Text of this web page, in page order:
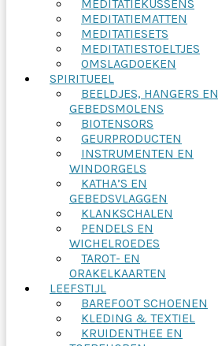
MEDITATIEKUSSENS
MEDITATIEMATTEN
MEDITATIESETS
MEDITATIESTOELTJES
OMSLAGDOEKEN
SPIRITUEEL
BEELDJES, HANGERS EN
GEBEDSMOLENS
BIOTENSORS
GEURPRODUCTEN
INSTRUMENTEN EN
WINDORGELS
KATHA’S EN
GEBEDSVLAGGEN
KLANKSCHALEN
PENDELS EN
WICHELROEDES
TAROT- EN
ORAKELKAARTEN
LEEFSTIJL
BAREFOOT SCHOENEN
KLEDING & TEXTIEL
KRUIDENTHEE EN